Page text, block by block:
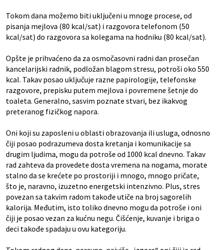
Tokom dana možemo biti uključeni u mnoge procese, od
pisanja mejlova (80 kcal/sat) i razgovora telefonom (50
kcal/sat) do razgovora sa kolegama na hodniku (80 kcal/sat).
Opšte je prihvaćeno da za osmočasovni radni dan prosečan
kancelarijski radnik, podložan blagom stresu, potroši oko 550
kcal. Takav posao uključuje razne papirologije, telefonske
razgovore, prepisku putem mejlova i povremene šetnje do
toaleta. Generalno, sasvim poznate stvari, bez ikakvog
preteranog fizičkog napora.
Oni koji su zaposleni u oblasti obrazovanja ili usluga, odnosno
čiji posao podrazumeva dosta kretanja i komunikacije sa
drugim ljudima, mogu da potroše od 1000 kcal dnevno. Takav
rad zahteva da provedete dosta vremena na nogama, morate
stalno da se krećete po prostoriji i mnogo, mnogo pričate,
što je, naravno, izuzetno energetski intenzivno. Plus, stres
povezan sa takvim radom takođe utiče na broj sagorelih
kalorija. Međutim, isto toliko dnevno mogu da potroše i oni
čiji je posao vezan za kućnu negu. Čišćenje, kuvanje i briga o
deci takođe spadaju u ovu kategoriju.